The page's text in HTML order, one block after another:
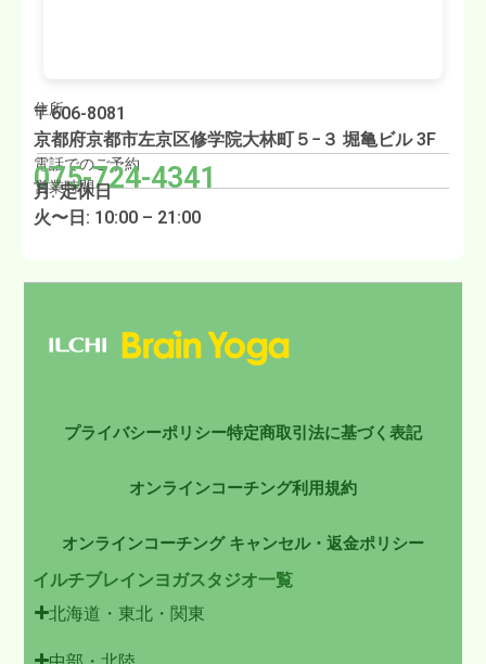
住所
〒606-8081
京都府京都市左京区修学院大林町５−３ 堀亀ビル 3F
電話でのご予約
075-724-4341
営業時間
月: 定休日
火〜日: 10:00 – 21:00
プライバシーポリシー特定商取引法に基づく表記
オンラインコーチング利用規約
オンラインコーチング キャンセル・返金ポリシー
イルチブレインヨガスタジオ一覧
北海道・東北・関東